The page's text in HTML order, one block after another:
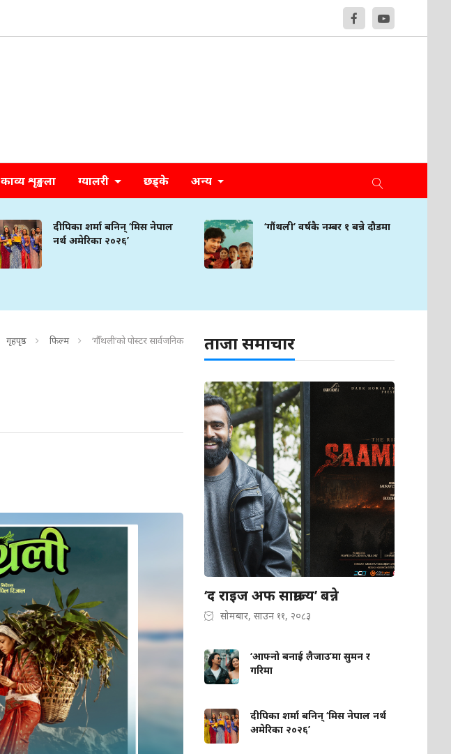
काव्य शृङ्खला ग्यालरी छड्के अन्य
दीपिका शर्मा बनिन् ‘मिस नेपाल
नर्थ अमेरिका २०२६’
‘गौंथली’ वर्षकै नम्बर १ बन्ने दौडमा
गृहपृष्ठ फिल्म ‘गौँथली’को पोस्टर सार्वजनिक ताजा समाचार
‘द राइज अफ साम्राज्य’ बन्ने
सोमबार, साउन ११, २०८३
‘आफ्नो बनाई लैजाउ’मा सुमन र
गरिमा
दीपिका शर्मा बनिन् ‘मिस नेपाल नर्थ
अमेरिका २०२६’